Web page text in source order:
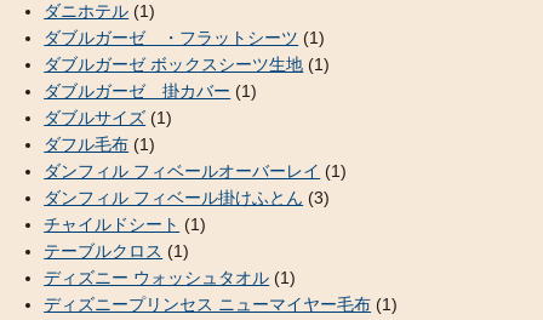
ダニホテル (1)
ダブルガーゼ ・フラットシーツ (1)
ダブルガーゼ ボックスシーツ生地 (1)
ダブルガーゼ 掛カバー (1)
ダブルサイズ (1)
ダフル毛布 (1)
ダンフィル フィベールオーバーレイ (1)
ダンフィル フィベール掛けふとん (3)
チャイルドシート (1)
テーブルクロス (1)
ディズニー ウォッシュタオル (1)
ディズニープリンセス ニューマイヤー毛布 (1)